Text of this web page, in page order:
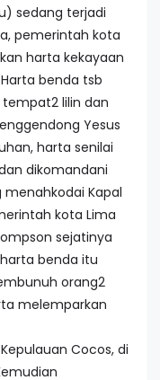
sedang terjadi
pemerintah kota
harta kekayaan
benda tsb
lilin dan
Yesus
harta senilai
dikomandani
Kapal
kota Lima
sejatinya
benda itu
orang2
melemparkan
Cocos, di